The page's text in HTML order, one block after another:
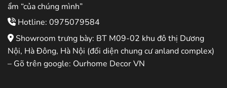
ẩm “của chúng mình”
Hotline: 0975079584
Showroom trưng bày: BT M09-02 khu đô thị Dương
Nội, Hà Đông, Hà Nội (đối diện chung cư anland complex)
– Gõ trên google: Ourhome Decor VN